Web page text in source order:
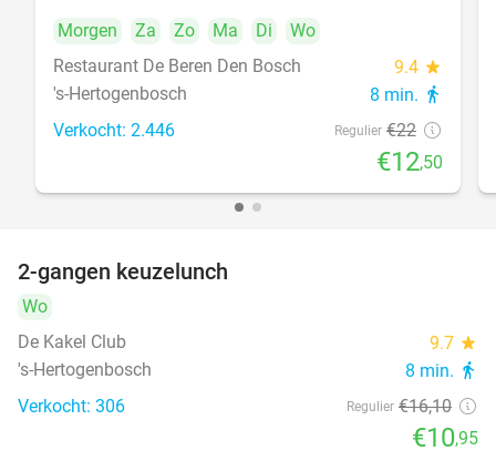
Morgen
Za Zo Ma Di
Wo
Restaurant De Beren Den Bosch
9.4 star
's-Hertogenbosch 8 min. directions_walk
Verkocht: 2.446 Regulier €22
€12,50
2-gangen keuzelunch
Wo
De Kakel Club
9.7 star
's-Hertogenbosch 8 min. directions_walk
Verkocht: 306 Regulier €16,10
€10,95